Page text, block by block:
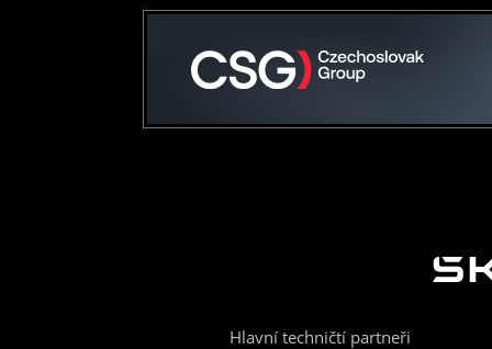
Hlavní techničtí partneři